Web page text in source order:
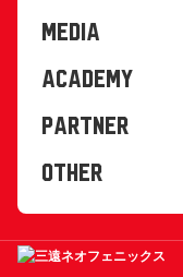
MEDIA
ACADEMY
PARTNER
OTHER